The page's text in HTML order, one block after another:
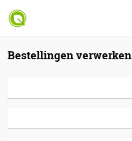
Bestellingen verwerken